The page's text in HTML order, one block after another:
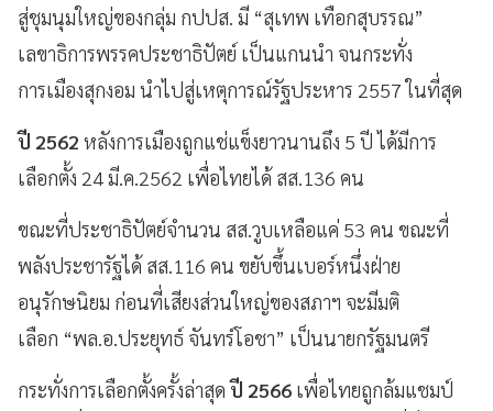
สู่ชุมนุมใหญ่ของกลุ่ม กปปส. มี “สุเทพ เทือกสุบรรณ”
เลขาธิการพรรคประชาธิปัตย์ เป็นแกนนำ จนกระทั่ง
การเมืองสุกงอม นำไปสู่เหตุการณ์รัฐประหาร 2557 ในที่สุด
ปี 2562 หลังการเมืองถูกแช่แข็งยาวนานถึง 5 ปี ได้มีการ
เลือกตั้ง 24 มี.ค.2562 เพื่อไทยได้ สส.136 คน
ขณะที่ประชาธิปัตย์จำนวน สส.วูบเหลือแค่ 53 คน ขณะที่
พลังประชารัฐได้ สส.116 คน ขยับขึ้นเบอร์หนึ่งฝ่าย
อนุรักษนิยม ก่อนที่เสียงส่วนใหญ่ของสภาฯ จะมีมติ
เลือก “พล.อ.ประยุทธ์ จันทร์โอชา” เป็นนายกรัฐมนตรี
กระทั่งการเลือกตั้งครั้งล่าสุดปี 2566 เพื่อไทยถูกล้มแชมป์